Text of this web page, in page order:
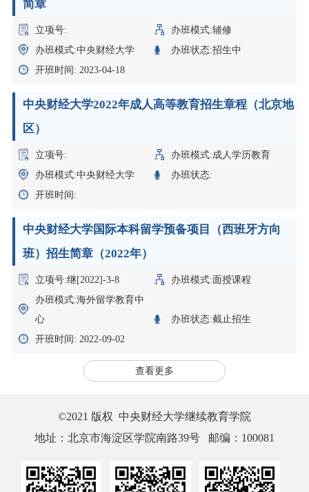
简章
立项号:
办班模式:辅修
办班模式:中央财经大学
办班状态:招生中
开班时间: 2023-04-18
中央财经大学2022年成人高等教育招生章程（北京地
区）
立项号:
办班模式:成人学历教育
办班模式:中央财经大学
办班状态:
开班时间:
中央财经大学国际本科留学预备项目（西班牙方向
班）招生简章（2022年）
立项号:继[2022]-3-8
办班模式:面授课程
办班模式:海外留学教育中
心
办班状态:截止招生
开班时间: 2022-09-02
查看更多
©2021 版权 中央财经大学继续教育学院
地址：北京市海淀区学院南路39号 邮编：100081